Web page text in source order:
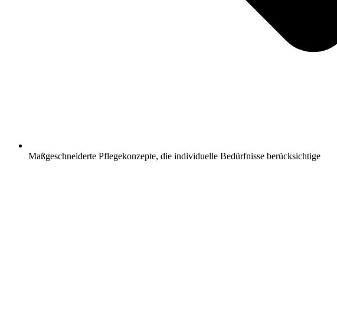
Maßgeschneiderte Pflegekonzepte, die individuelle Bedürfnisse berücksichtige